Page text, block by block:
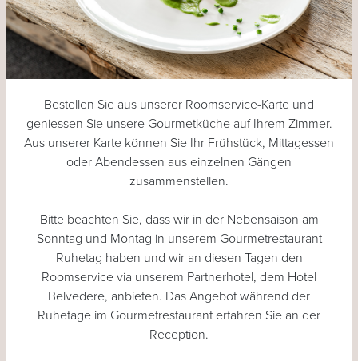
Bestellen Sie aus unserer Roomservice-Karte und
geniessen Sie unsere Gourmetküche auf Ihrem Zimmer.
Aus unserer Karte können Sie Ihr Frühstück, Mittagessen
oder Abendessen aus einzelnen Gängen
zusammenstellen.
Bitte beachten Sie, dass wir in der Nebensaison am
Sonntag und Montag in unserem Gourmetrestaurant
Ruhetag haben und wir an diesen Tagen den
Roomservice via unserem Partnerhotel, dem Hotel
Belvedere, anbieten. Das Angebot während der
Ruhetage im Gourmetrestaurant erfahren Sie an der
Reception.